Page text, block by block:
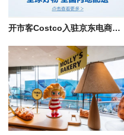
开市客Costco入驻京东电商，零食/粮油调味/清洁护理等700款商品线上开售